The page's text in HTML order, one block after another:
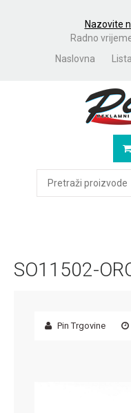
Nazovite
Radno
Naslovna
SO11502-
Pin Trgovine